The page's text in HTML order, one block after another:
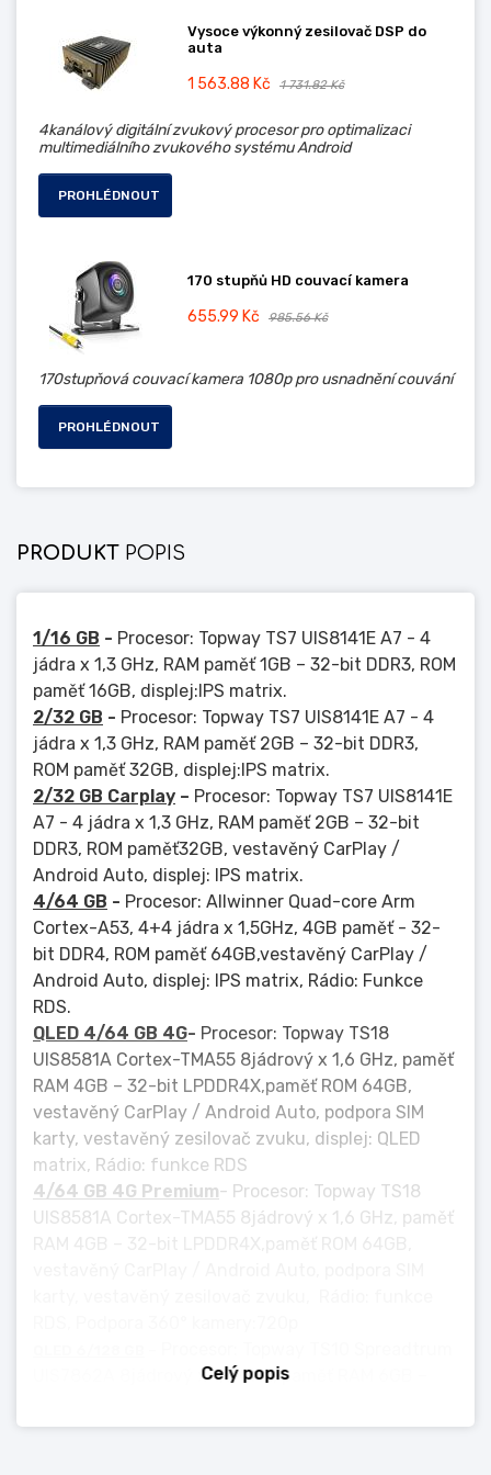
Vysoce výkonný zesilovač DSP do
auta
1 563.88 Kč 1 731.82 Kč
4kanálový digitální zvukový procesor pro optimalizaci
multimediálního zvukového systému Android
PROHLÉDNOUT
170 stupňů HD couvací kamera
655.99 Kč 985.56 Kč
170stupňová couvací kamera 1080p pro usnadnění couvání
PROHLÉDNOUT
PRODUKT POPIS
1/16 GB - Procesor: Topway TS7 UIS8141E A7 - 4
jádra x 1,3 GHz, RAM paměť 1GB – 32-bit DDR3, ROM
paměť 16GB, displej:IPS matrix.
2/32 GB - Procesor: Topway TS7 UIS8141E A7 - 4
jádra x 1,3 GHz, RAM paměť 2GB – 32-bit DDR3,
ROM paměť 32GB, displej:IPS matrix.
2/32 GB Carplay – Procesor: Topway TS7 UIS8141E
A7 - 4 jádra x 1,3 GHz, RAM paměť 2GB – 32-bit
DDR3, ROM paměť32GB, vestavěný CarPlay /
Android Auto, displej: IPS matrix.
4/64 GB - Procesor: Allwinner Quad-core Arm
Cortex-A53, 4+4 jádra x 1,5GHz, 4GB paměť - 32-
bit DDR4, ROM paměť 64GB,vestavěný CarPlay /
Android Auto, displej: IPS matrix, Rádio: Funkce
RDS.
QLED 4/64 GB 4G- Procesor: Topway TS18
UIS8581A Cortex-TMA55 8jádrový x 1,6 GHz, paměť
RAM 4GB – 32-bit LPDDR4X,paměť ROM 64GB,
vestavěný CarPlay / Android Auto, podpora SIM
karty, vestavěný zesilovač zvuku, displej: QLED
matrix, Rádio: funkce RDS
4/64 GB 4G Premium- Procesor: Topway TS18
UIS8581A Cortex-TMA55 8jádrový x 1,6 GHz, paměť
UIS7862A 8jádrový x 1,8 GHz, paměť RAM 6GB –
CarPlay / Android Auto, podpora SIM karty,
Celý popis